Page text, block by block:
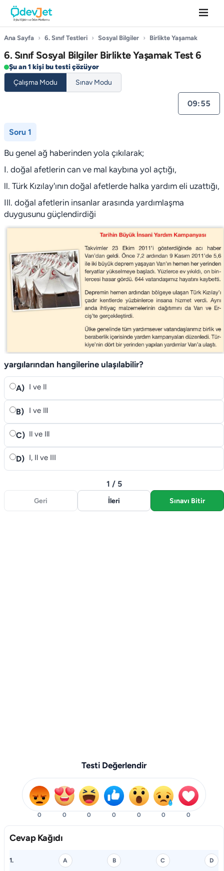
Ana Sayfa › 6. Sınıf Testleri › Sosyal Bilgiler › Birlikte Yaşamak
6. Sınıf Sosyal Bilgiler Birlikte Yaşamak Test 6
Şu an 1 kişi bu testi çözüyor
Çalışma Modu
Sınav Modu
09:55
Soru 1
Bu genel ağ haberinden yola çıkılarak;
I. doğal afetlerin can ve mal kaybına yol açtığı,
ll. Türk Kızılay'ının doğal afetlerde halka yardım eli uzattığı,
Ill. doğal afetlerin insanlar arasında yardımlaşma
duygusunu güçlendirdiği
yargılarından hangilerine ulaşılabilir?
A) I ve Il
B) I ve Ill
C) Il ve Ill
D) I, Il ve III
Geri
1 / 5
İleri Sınavı Bitir
Testi Değerlendir
0 0 0 0 0 0 0
Cevap Kağıdı
1. A B C D